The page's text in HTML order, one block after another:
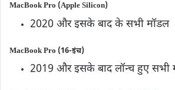
MacBook Pro (Apple Silicon)
2020 और इसके बाद के सभी मॉडल
MacBook Pro (16-इंच)
2019 और इसके बाद लॉन्च हुए सभी